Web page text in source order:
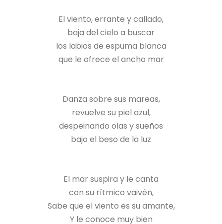
El viento, errante y callado,
baja del cielo a buscar
los labios de espuma blanca
que le ofrece el ancho mar
Danza sobre sus mareas,
revuelve su piel azul,
despeinando olas y sueños
bajo el beso de la luz
El mar suspira y le canta
con su rítmico vaivén,
Sabe que el viento es su amante,
Y le conoce muy bien